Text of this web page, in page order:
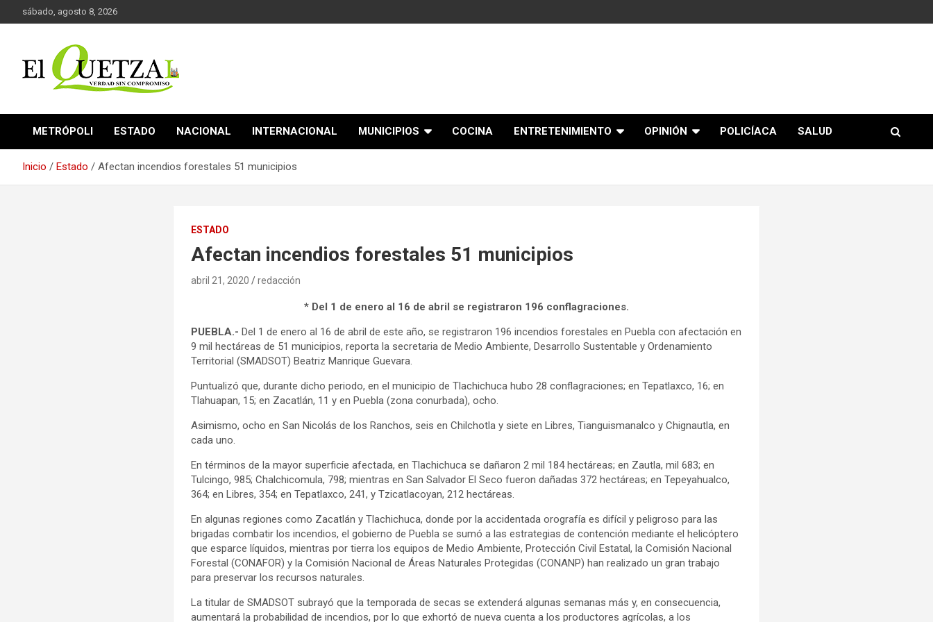
al
sábado, agosto 8, 2026
El Quetzal de Cholula
METRÓPOLI ESTADO NACIONAL INTERNACIONAL MUNICIPIOS COCINA ENTRETENIMIENTO OPINIÓN POLICÍACA SALUD
Inicio Estado Afectan incendios forestales 51 municipios
ESTADO
Afectan incendios forestales 51 municipios
abril 21, 2020 redacción
* Del 1 de enero al 16 de abril se registraron 196 conflagraciones.
PUEBLA.- Del 1 de enero al 16 de abril de este año, se registraron 196 incendios forestales en Puebla con afectación en
9 mil hectáreas de 51 municipios, reporta la secretaria de Medio Ambiente, Desarrollo Sustentable y Ordenamiento
Territorial (SMADSOT) Beatriz Manrique Guevara.
Puntualizó que, durante dicho periodo, en el municipio de Tlachichuca hubo 28 conflagraciones; en Tepatlaxco, 16; en
Tlahuapan, 15; en Zacatlán, 11 y en Puebla (zona conurbada), ocho.
Asimismo, ocho en San Nicolás de los Ranchos, seis en Chilchotla y siete en Libres, Tianguismanalco y Chignautla, en
cada uno.
En términos de la mayor superficie afectada, en Tlachichuca se dañaron 2 mil 184 hectáreas; en Zautla, mil 683; en
Tulcingo, 985; Chalchicomula, 798; mientras en San Salvador El Seco fueron dañadas 372 hectáreas; en Tepeyahualco,
364; en Libres, 354; en Tepatlaxco, 241, y Tzicatlacoyan, 212 hectáreas.
En algunas regiones como Zacatlán y Tlachichuca, donde por la accidentada orografía es difícil y peligroso para las
brigadas combatir los incendios, el gobierno de Puebla se sumó a las estrategias de contención mediante el helicóptero
que esparce líquidos, mientras por tierra los equipos de Medio Ambiente, Protección Civil Estatal, la Comisión Nacional
Forestal (CONAFOR) y la Comisión Nacional de Áreas Naturales Protegidas (CONANP) han realizado un gran trabajo
para preservar los recursos naturales.
La titular de SMADSOT subrayó que la temporada de secas se extenderá algunas semanas más y, en consecuencia,
aumentará la probabilidad de incendios, por lo que exhortó de nueva cuenta a los productores agrícolas, a los